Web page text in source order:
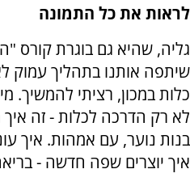
לראות את כל התמונה
גליה, שהיא גם בוגרת קורס
שיתפה אותנו בתהליך עמוק
כלות במכון, רציתי להמשיך.
לא רק הדרכה לכלות - זה
בנות נוער, עם אמהות. איך
איך יוצרים שפה חדשה -